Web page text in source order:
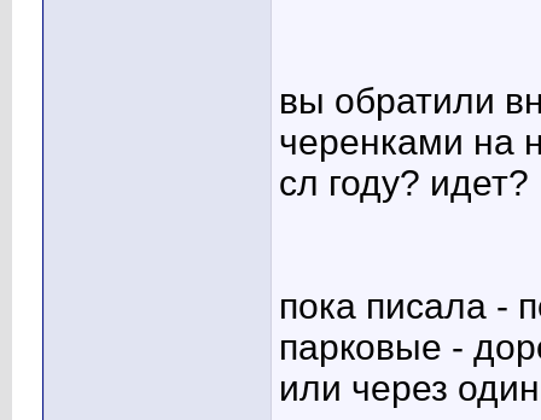
вы обратили
черенками на
сл году? идет?
пока писала -
парковые -
или через